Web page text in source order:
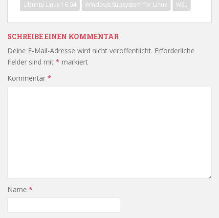
Ubuntu Linux 16.04
Windows Subsystem for Linux WSL
SCHREIBE EINEN KOMMENTAR
Deine E-Mail-Adresse wird nicht veröffentlicht. Erforderliche
Felder sind mit * markiert
Kommentar *
Name *